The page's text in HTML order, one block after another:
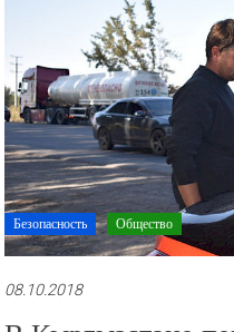
Безопасность Общество
08.10.2018